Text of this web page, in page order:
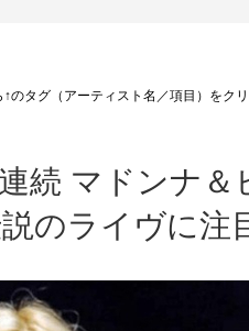
タグ（アーティスト名／項目）をクリ
続 マドンナ＆
のライヴに注